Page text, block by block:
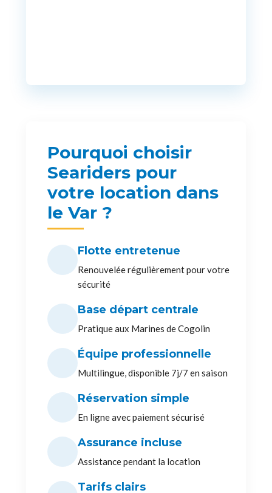
Pourquoi choisir
Seariders pour
votre location dans
le Var ?
Flotte entretenue
Renouvelée régulièrement pour votre
sécurité
Base départ centrale
Pratique aux Marines de Cogolin
Équipe professionnelle
Multilingue, disponible 7j/7 en saison
Réservation simple
En ligne avec paiement sécurisé
Assurance incluse
Assistance pendant la location
Tarifs clairs